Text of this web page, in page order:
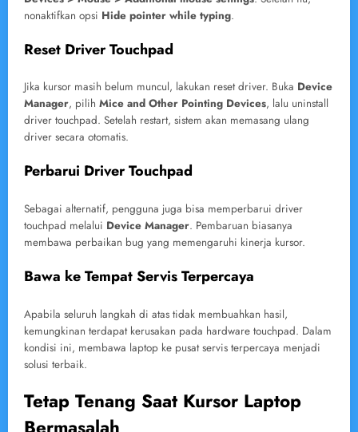
nonaktifkan opsi Hide pointer while typing.
Reset Driver Touchpad
Jika kursor masih belum muncul, lakukan reset driver. Buka Device
Manager, pilih Mice and Other Pointing Devices, lalu uninstall
driver touchpad. Setelah restart, sistem akan memasang ulang
driver secara otomatis.
Perbarui Driver Touchpad
Sebagai alternatif, pengguna juga bisa memperbarui driver
touchpad melalui Device Manager. Pembaruan biasanya
membawa perbaikan bug yang memengaruhi kinerja kursor.
Bawa ke Tempat Servis Terpercaya
Apabila seluruh langkah di atas tidak membuahkan hasil,
kemungkinan terdapat kerusakan pada hardware touchpad. Dalam
kondisi ini, membawa laptop ke pusat servis terpercaya menjadi
solusi terbaik.
Tetap Tenang Saat Kursor Laptop